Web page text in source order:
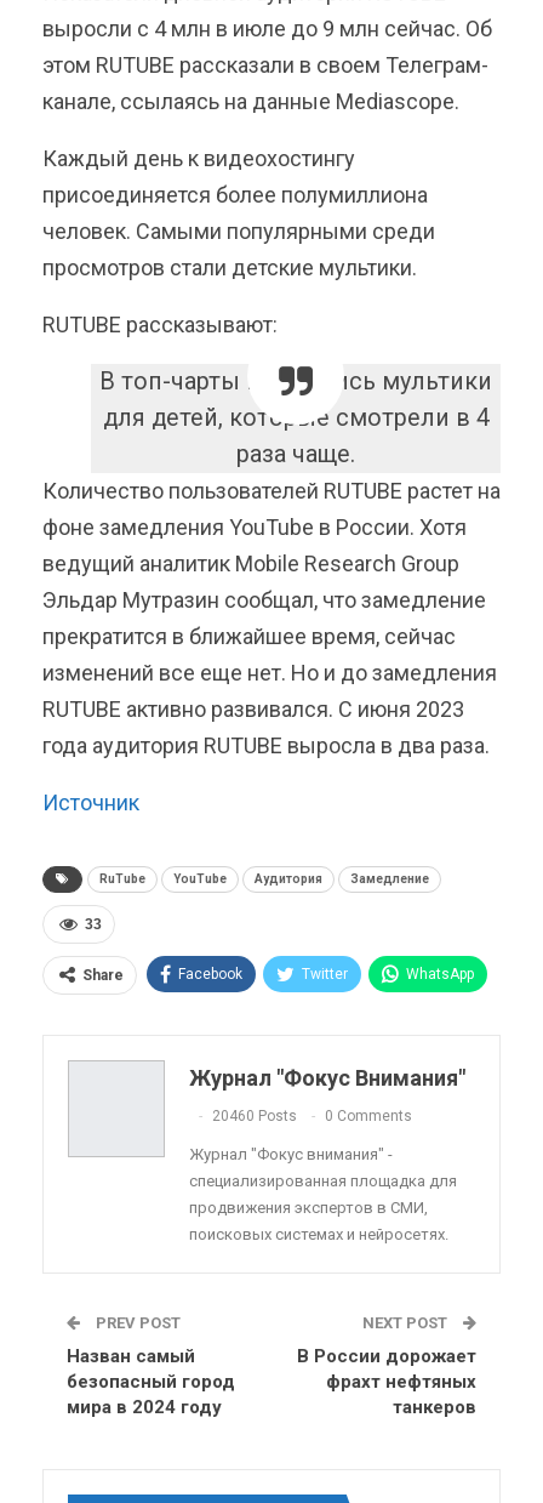
выросли с 4 млн в июле до 9 млн сейчас. Об
этом RUTUBE рассказали в своем Телеграм-
канале, ссылаясь на данные Mediascope.
Каждый день к видеохостингу
присоединяется более полумиллиона
человек. Самыми популярными среди
просмотров стали детские мультики.
RUTUBE рассказывают:
В топ-чарты вырвались мультики
для детей, которые смотрели в 4
раза чаще.
Количество пользователей RUTUBE растет на
фоне замедления YouTube в России. Хотя
ведущий аналитик Mobile Research Group
Эльдар Мутразин сообщал, что замедление
прекратится в ближайшее время, сейчас
изменений все еще нет. Но и до замедления
RUTUBE активно развивался. С июня 2023
года аудитория RUTUBE выросла в два раза.
Источник
RuTube YouTube Аудитория Замедление
33
Share Facebook Twitter WhatsApp
Telegram VK Viber
Linkedin Tumblr
Журнал "Фокус Внимания"
20460 Posts 0 Comments
Журнал "Фокус внимания" -
специализированная площадка для
продвижения экспертов в СМИ,
поисковых системах и нейросетях.
PREV POST
Назван самый
безопасный город
мира в 2024 году
NEXT POST
В России дорожает
фрахт нефтяных
танкеров